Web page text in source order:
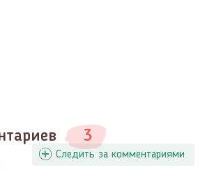
3
Следить за комментариями